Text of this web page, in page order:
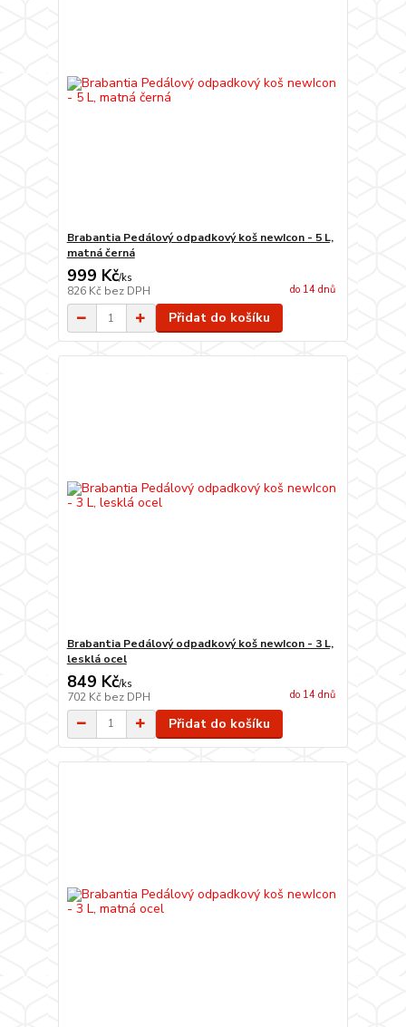
Brabantia Pedálový odpadkový koš newIcon - 5 L,
matná černá
999 Kč/ks
826 Kč bez DPH do 14 dnů
Přidat do košíku
Brabantia Pedálový odpadkový koš newIcon - 3 L,
lesklá ocel
849 Kč/ks
702 Kč bez DPH do 14 dnů
Přidat do košíku